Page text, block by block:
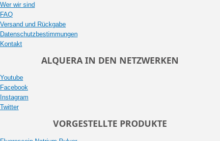
Wer wir sind
FAQ
Versand und Rückgabe
Datenschutzbestimmungen
Kontakt
ALQUERA IN DEN NETZWERKEN
Youtube
Facebook
Instagram
Twitter
VORGESTELLTE PRODUKTE